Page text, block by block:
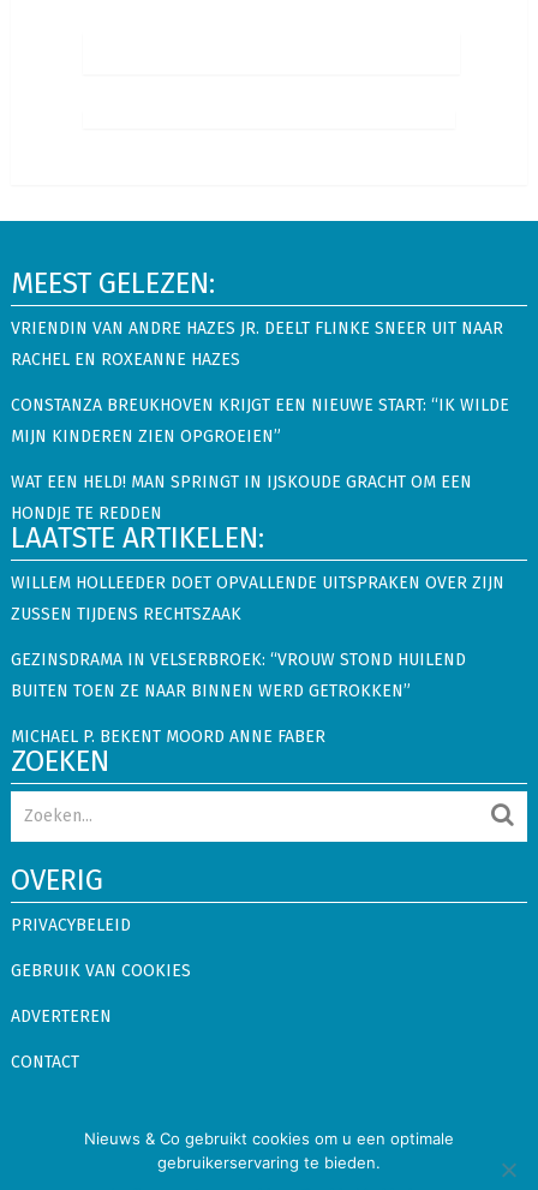
MEEST GELEZEN:
VRIENDIN VAN ANDRE HAZES JR. DEELT FLINKE SNEER UIT NAAR
RACHEL EN ROXEANNE HAZES
CONSTANZA BREUKHOVEN KRIJGT EEN NIEUWE START: “IK WILDE
MIJN KINDEREN ZIEN OPGROEIEN”
WAT EEN HELD! MAN SPRINGT IN IJSKOUDE GRACHT OM EEN
HONDJE TE REDDEN
LAATSTE ARTIKELEN:
WILLEM HOLLEEDER DOET OPVALLENDE UITSPRAKEN OVER ZIJN
ZUSSEN TIJDENS RECHTSZAAK
GEZINSDRAMA IN VELSERBROEK: “VROUW STOND HUILEND
BUITEN TOEN ZE NAAR BINNEN WERD GETROKKEN”
MICHAEL P. BEKENT MOORD ANNE FABER
ZOEKEN
OVERIG
PRIVACYBELEID
GEBRUIK VAN COOKIES
ADVERTEREN
CONTACT
Nieuws & Co Copyright © 2026. Alle rechten voorbehouden
Binnenland
Buitenland Showbizz
Nieuws & Co gebruikt cookies om u een optimale
gebruikerservaring te bieden.